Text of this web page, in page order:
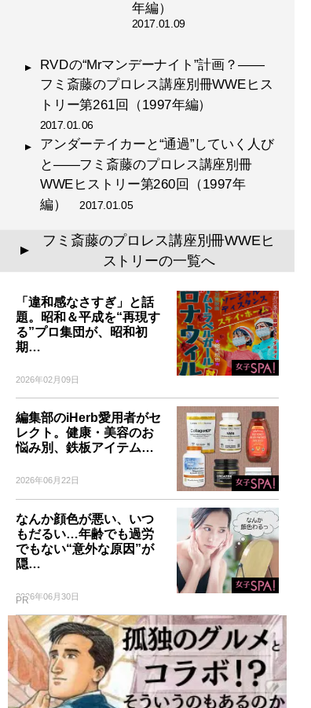
年編）
2017.01.09
RVDの“Mrマンデーナイト”計画？――
フミ斎藤のプロレス講座別冊WWEヒス
トリー第261回（1997年編）
2017.01.06
アンダーテイカーと“通過”していく人び
と――フミ斎藤のプロレス講座別冊
WWEヒストリー第260回（1997年
編）
2017.01.05
▲
フミ斎藤のプロレス講座別冊WWEヒ
ストリーの一覧へ
「違和感なさすぎ」と話
題。昭和＆平成を“再現す
る”プロ集団が、昭和初
期…
2026年02月09日
編集部のiHerb愛用者がセ
レクト。健康・美容のお
悩み別、鉄板アイテム…
2026年06月22日
なんか顔色が悪い、いつ
もだるい…年齢でも過労
でもない“意外な原因”が
隠…
2026年06月30日
PR